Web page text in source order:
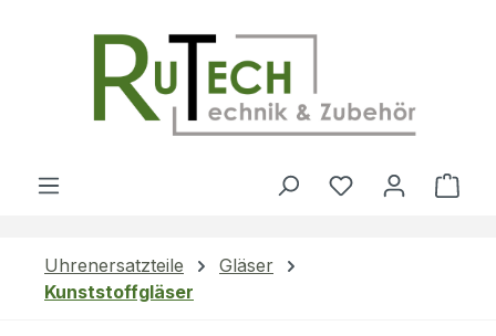
Du hast 0
Uhrenersatzteile
Gläser
Kunststoffgläser